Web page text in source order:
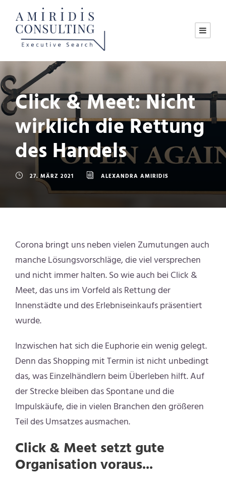
Click & Meet: Nicht
wirklich die Rettung
des Handels
27. MÄRZ 2021 ALEXANDRA AMIRIDIS
Corona bringt uns neben vielen Zumutungen auch
manche Lösungsvorschläge, die viel versprechen
und nicht immer halten. So wie auch bei Click &
Meet, das uns im Vorfeld als Rettung der
Innenstädte und des Erlebniseinkaufs präsentiert
wurde.
Inzwischen hat sich die Euphorie ein wenig gelegt.
Denn das Shopping mit Termin ist nicht unbedingt
das, was Einzelhändlern beim Überleben hilft. Auf
der Strecke bleiben das Spontane und die
Impulskäufe, die in vielen Branchen den größeren
Teil des Umsatzes ausmachen.
Click & Meet setzt gute
Organisation voraus...